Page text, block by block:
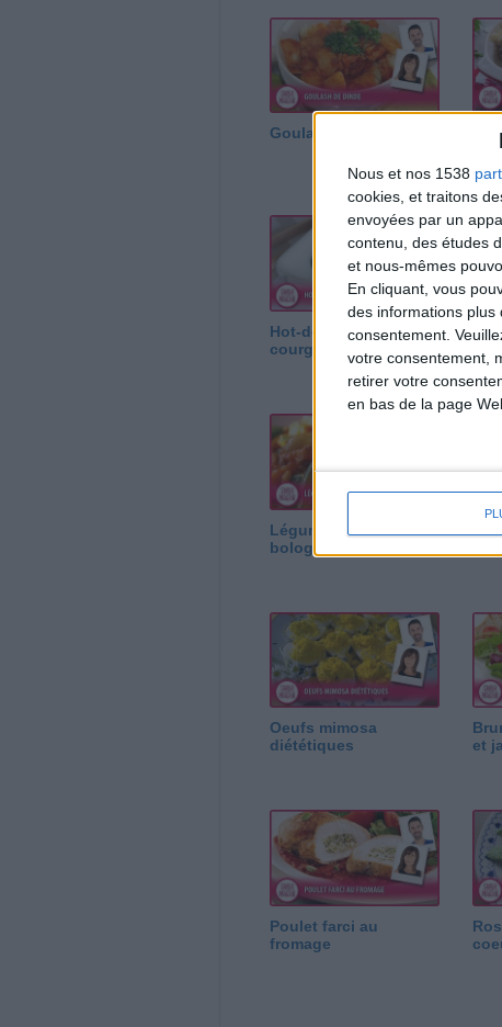
Nous et nos 1538
cookies, et traitons
envoyées par un
contenu, des études
et nous-mêmes
En cliquant, vous
des informations
consentement.
votre consentement,
retirer votre
en bas de la page
Goulash de Dinde
Hot-dogs de
courgettes
Légumes à la
bolognaise
Oeufs mimosa
diététiques
et
Poulet farci au
fromage